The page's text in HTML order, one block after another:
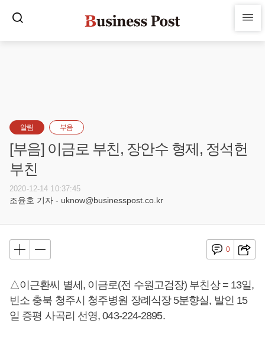
알림 부음
[부음] 이금로 부친, 장안수 형제, 정석헌
부친
2020-12-14 10:37:45
조윤호 기자 - uknow@businesspost.co.kr
0
△이근환씨 별세, 이금로(전 수원고검장) 부친상 = 13일,
빈소 충북 청주시 청주병원 장례식장 5분향실, 발인 15
일 증평 사곡리 선영, 043-224-2895.